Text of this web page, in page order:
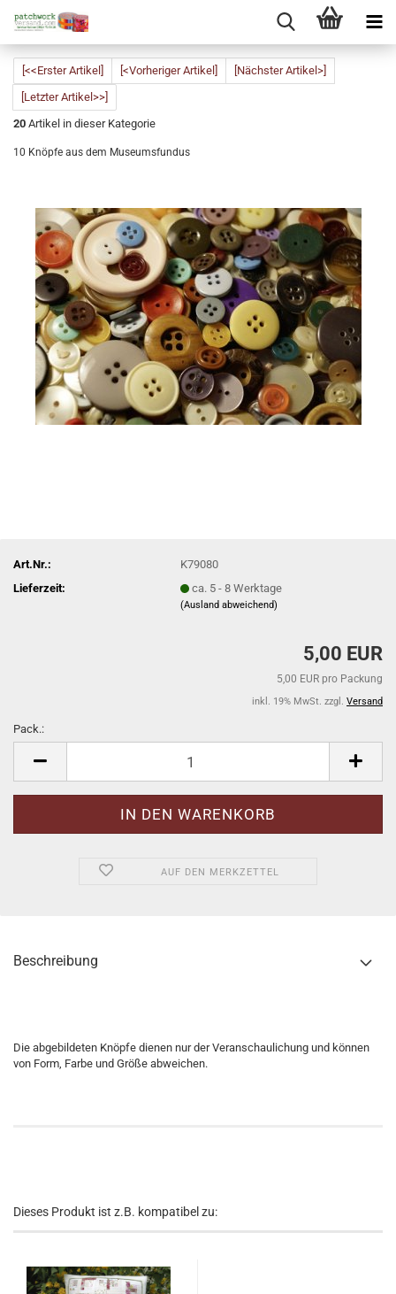
[<<Erster Artikel] [<Vorheriger Artikel]
[Nächster Artikel>]
[Letzter Artikel>>]
20 Artikel in dieser Kategorie
10 Knöpfe aus dem Museumsfundus
Art.Nr.:
K79080
Lieferzeit:
ca. 5 - 8 Werktage
(Ausland abweichend)
5,00 EUR
5,00 EUR pro Packung
inkl. 19% MwSt. zzgl. Versand
Pack.:
AUF DEN MERKZETTEL
Beschreibung
Die abgebildeten Knöpfe dienen nur der Veranschaulichung und können
von Form, Farbe und Größe abweichen.
Dieses Produkt ist z.B. kompatibel zu: